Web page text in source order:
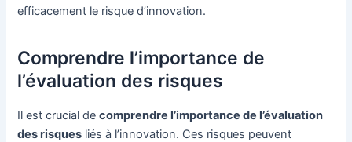
efficacement le risque d’innovation.
Comprendre l’importance de
l’évaluation des risques
Il est crucial decomprendre l’importance de l’évaluation
des risques liés à l’innovation. Ces risques peuvent